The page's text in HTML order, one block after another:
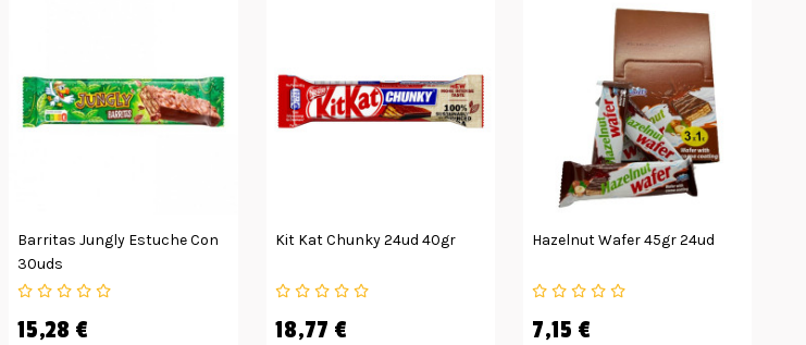
Barritas Jungly Estuche Con
30uds
15,28 €
Kit Kat Chunky 24ud 40gr
18,77 €
Hazelnut Wafer 45gr 24ud
7,15 €